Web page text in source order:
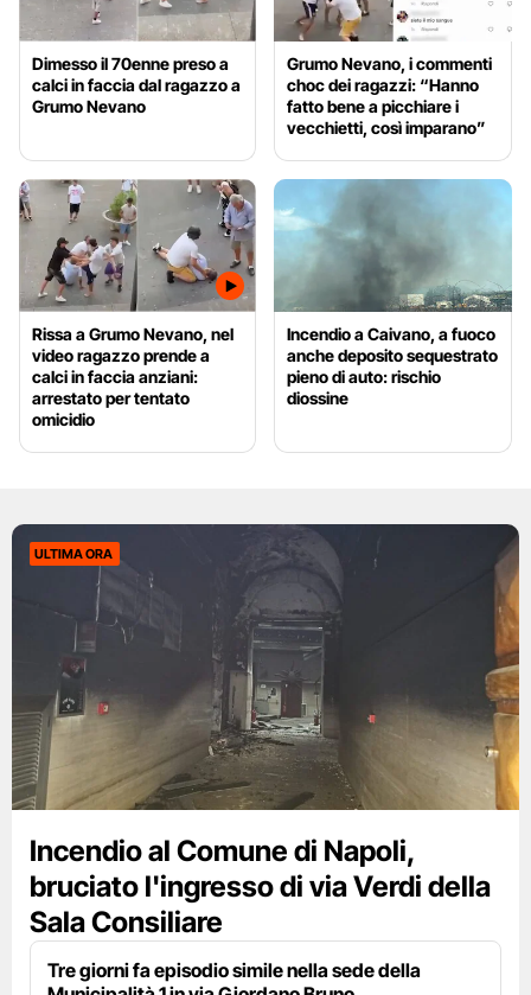
Dimesso il 70enne preso a
calci in faccia dal ragazzo a
Grumo Nevano
Grumo Nevano, i commenti
choc dei ragazzi: “Hanno
fatto bene a picchiare i
vecchietti, così imparano”
Rissa a Grumo Nevano, nel
video ragazzo prende a
calci in faccia anziani:
arrestato per tentato
omicidio
Incendio a Caivano, a fuoco
anche deposito sequestrato
pieno di auto: rischio
diossine
ULTIMA ORA
Incendio al Comune di Napoli,
bruciato l'ingresso di via Verdi della
Sala Consiliare
Tre giorni fa episodio simile nella sede della